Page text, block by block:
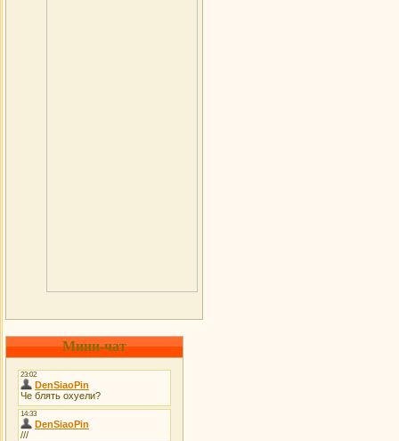
Мини-чат